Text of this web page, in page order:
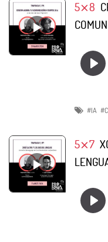
5⨯8
#IA
5⨯7